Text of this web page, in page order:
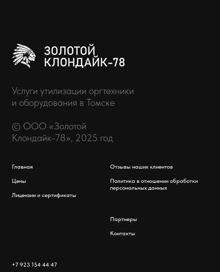
Услуги утилизации оргтехники
и оборудования в Томске
© ООО «Золотой
Клондайк-78», 2025 год
Главная
Цены
Лицензии и сертификаты
Отзывы наших клиентов
Политика в отношении обработки
персональных данных
Партнеры
Контакты
+7 923 154 44 47